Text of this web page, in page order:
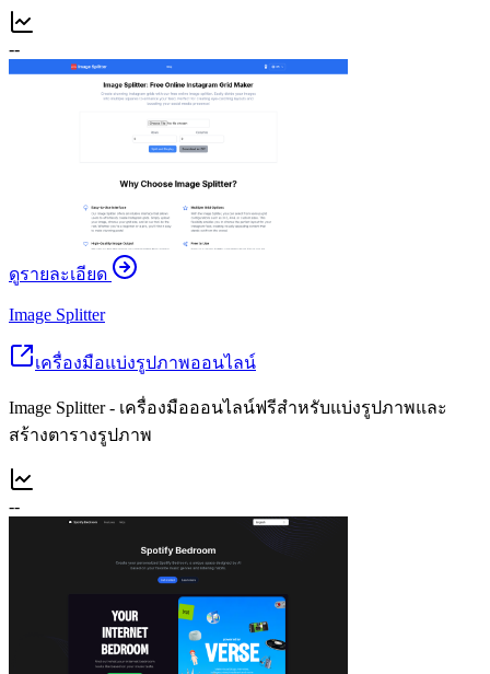
--
ดูรายละเอียด
Image Splitter
เครื่องมือแบ่งรูปภาพออนไลน์
Image Splitter - เครื่องมือออนไลน์ฟรีสำหรับแบ่งรูปภาพและ
สร้างตารางรูปภาพ
--